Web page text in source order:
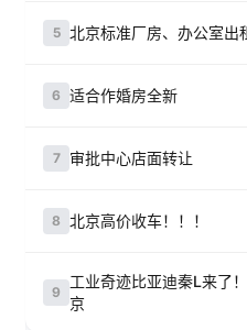
5 北京标准厂房、办公室出
6 适合作婚房全新
7 审批中心店面转让
8 北京高价收车！！！
9
工业奇迹比亚迪秦L来了
京